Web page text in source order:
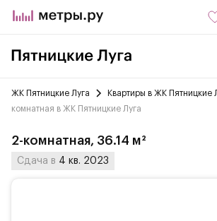
ЖК Пятницкие Луга Квартиры в ЖК Пятницкие
комнатная в ЖК Пятницкие Луга
2-комнатная, 36.14 м²
Сдача в 4 кв. 2023